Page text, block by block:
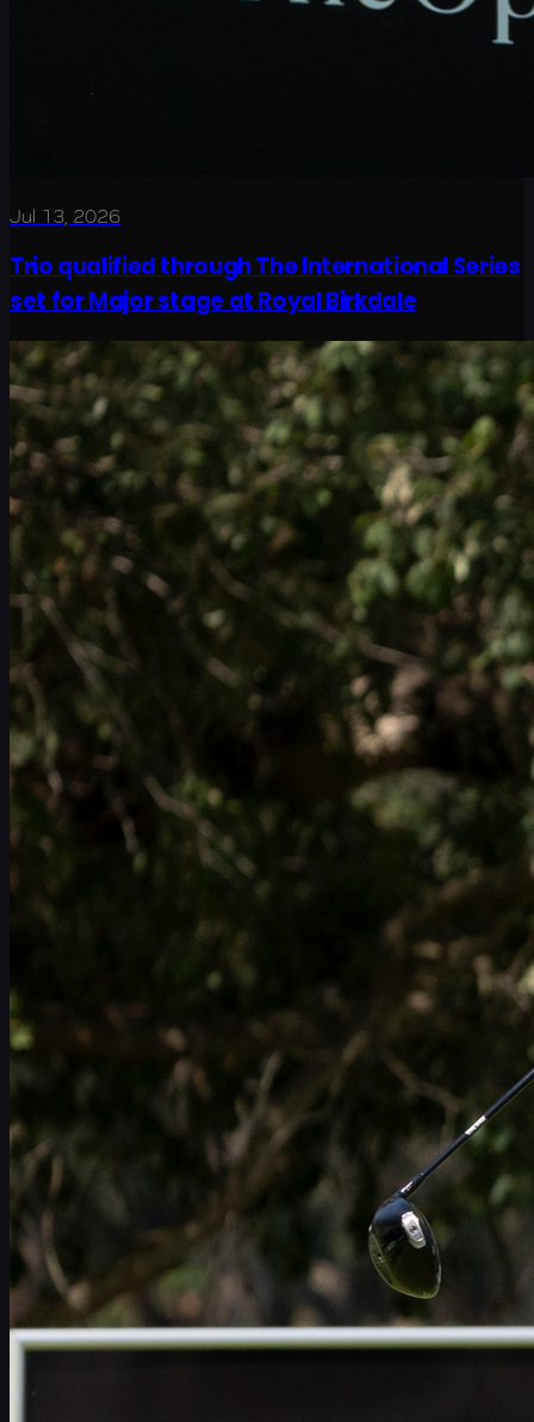
Jul 13, 2026
Trio qualified through The International Series
set for Major stage at Royal Birkdale